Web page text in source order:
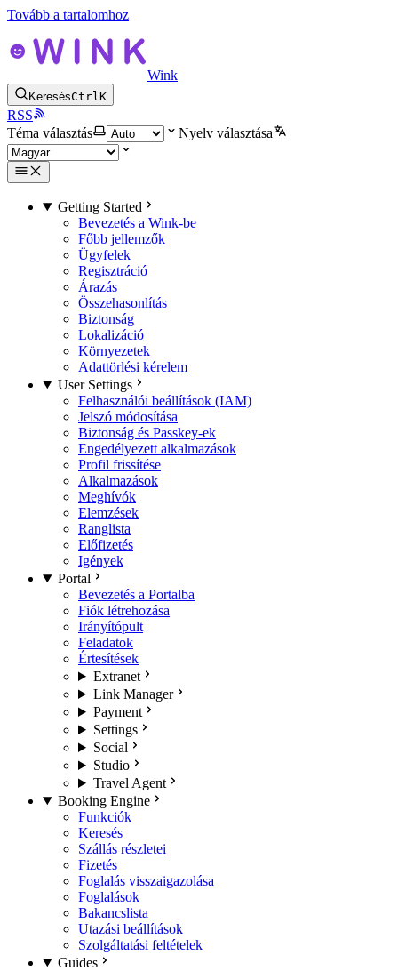
Tovább a tartalomhoz
Wink
KeresésCtrlK
RSS
Téma választás
Nyelv választása
Getting Started
Bevezetés a Wink-be
Főbb jellemzők
Ügyfelek
Regisztráció
Árazás
Összehasonlítás
Biztonság
Lokalizáció
Környezetek
Adattörlési kérelem
User Settings
Felhasználói beállítások (IAM)
Jelszó módosítása
Biztonság és Passkey-ek
Engedélyezett alkalmazások
Profil frissítése
Alkalmazások
Meghívók
Elemzések
Ranglista
Előfizetés
Igények
Portal
Bevezetés a Portalba
Fiók létrehozása
Irányítópult
Feladatok
Értesítések
Extranet
Link Manager
Payment
Settings
Social
Studio
Travel Agent
Booking Engine
Funkciók
Keresés
Szállás részletei
Fizetés
Foglalás visszaigazolása
Foglalások
Bakancslista
Utazási beállítások
Szolgáltatási feltételek
Guides